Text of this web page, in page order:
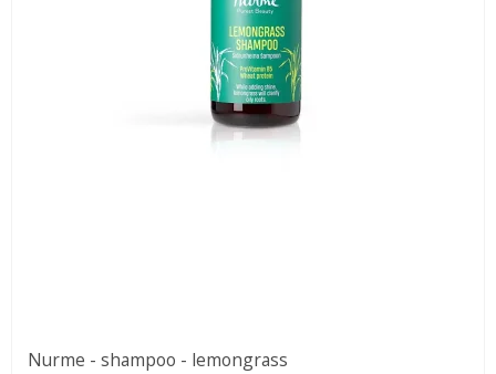
Nurme - shampoo - lemongrass